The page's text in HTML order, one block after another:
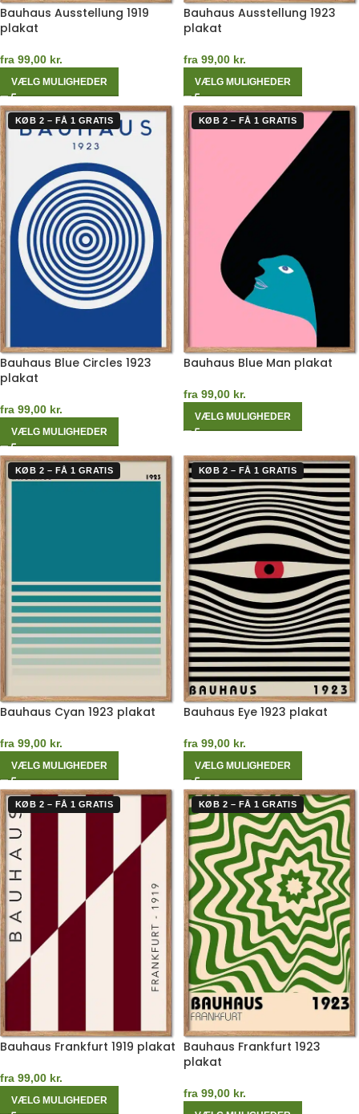
Bauhaus Ausstellung 1919
plakat
fra 99,00 kr.
VÆLG MULIGHEDER
Bauhaus Ausstellung 1923
plakat
fra 99,00 kr.
VÆLG MULIGHEDER
KØB 2 – FÅ 1 GRATIS
Bauhaus Blue Circles 1923
plakat
fra 99,00 kr.
VÆLG MULIGHEDER
KØB 2 – FÅ 1 GRATIS
Bauhaus Blue Man plakat
fra 99,00 kr.
VÆLG MULIGHEDER
KØB 2 – FÅ 1 GRATIS
Bauhaus Cyan 1923 plakat
fra 99,00 kr.
VÆLG MULIGHEDER
KØB 2 – FÅ 1 GRATIS
Bauhaus Eye 1923 plakat
fra 99,00 kr.
VÆLG MULIGHEDER
KØB 2 – FÅ 1 GRATIS
Bauhaus Frankfurt 1919 plakat
fra 99,00 kr.
VÆLG MULIGHEDER
KØB 2 – FÅ 1 GRATIS
Bauhaus Frankfurt 1923
plakat
fra 99,00 kr.